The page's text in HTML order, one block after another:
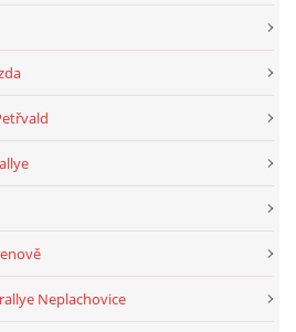
Neplachovice